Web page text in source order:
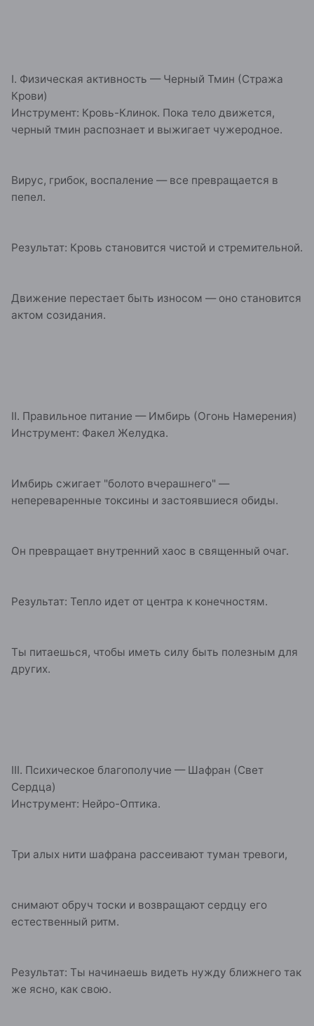
I. Физическая активность — Черный Тмин (Стража
Крови)
Инструмент: Кровь-Клинок. Пока тело движется,
черный тмин распознает и выжигает чужеродное.
Вирус, грибок, воспаление — все превращается в
пепел.
Результат: Кровь становится чистой и стремительной.
Движение перестает быть износом — оно становится
актом созидания.
II. Правильное питание — Имбирь (Огонь Намерения)
Инструмент: Факел Желудка.
Имбирь сжигает "болото вчерашнего" —
непереваренные токсины и застоявшиеся обиды.
Он превращает внутренний хаос в священный очаг.
Результат: Тепло идет от центра к конечностям.
Ты питаешься, чтобы иметь силу быть полезным для
других.
III. Психическое благополучие — Шафран (Свет
Сердца)
Инструмент: Нейро-Оптика.
Три алых нити шафрана рассеивают туман тревоги,
снимают обруч тоски и возвращают сердцу его
естественный ритм.
Результат: Ты начинаешь видеть нужду ближнего так
же ясно, как свою.